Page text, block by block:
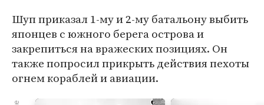
Шуп приказал 1-му и 2-му батальону выбить
японцев с южного берега острова и
закрепиться на вражеских позициях. Он
также попросил прикрыть действия пехоты
огнем кораблей и авиации.